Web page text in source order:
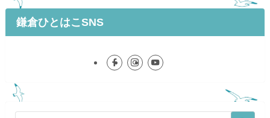
鎌倉ひとはこSNS